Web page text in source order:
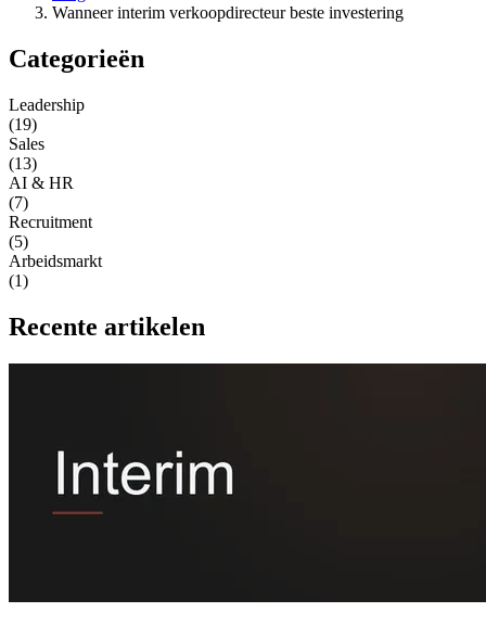
Wanneer interim verkoopdirecteur beste investering
Categorieën
Leadership
(19)
Sales
(13)
AI & HR
(7)
Recruitment
(5)
Arbeidsmarkt
(1)
Recente artikelen